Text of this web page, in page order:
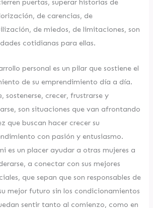
puertas, superar historias de
de carencias, de
de miedos, de limitaciones, son
cotidianas para ellas.
personal es un pilar que sostiene el
de su emprendimiento día a día.
sostenerse, crecer, frustrarse y
son situaciones que van afrontando
que buscan hacer crecer su
con pasión y entusiasmo.
es un placer ayudar a otras mujeres a
a conectar con sus mejores
que sepan que son responsables de
mejor futuro sin los condicionamientos
sentir tanto al comienzo, como en